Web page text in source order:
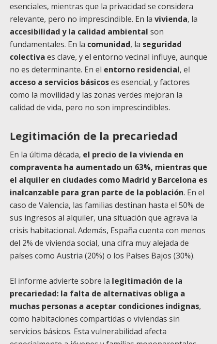
esenciales, mientras que la privacidad se considera
relevante, pero no imprescindible. En la vivienda, la
accesibilidad y la calidad ambiental son
fundamentales. En la comunidad, la seguridad
colectiva es clave, y el entorno vecinal influye, aunque
no es determinante. En el entorno residencial, el
acceso a servicios básicoses esencial, y factores
como la movilidad y las zonas verdes mejoran la
calidad de vida, pero no son imprescindibles.
Legitimación de la precariedad
En la última década, el precio de la vivienda en
compraventa ha aumentado un 63%, mientras que
el alquiler en ciudades como Madrid y Barcelona es
inalcanzable para gran parte de la población. En el
caso de Valencia, las familias destinan hasta el 50% de
sus ingresos al alquiler, una situación que agrava la
crisis habitacional. Además, España cuenta con menos
del 2% de vivienda social, una cifra muy alejada de
países como Austria (20%) o los Países Bajos (30%).
El informe advierte sobre la legitimación de la
precariedad: la falta de alternativas obliga a
muchas personas a aceptar condiciones indignas,
como habitaciones compartidas o viviendas sin
servicios básicos. Esta vulnerabilidad afecta